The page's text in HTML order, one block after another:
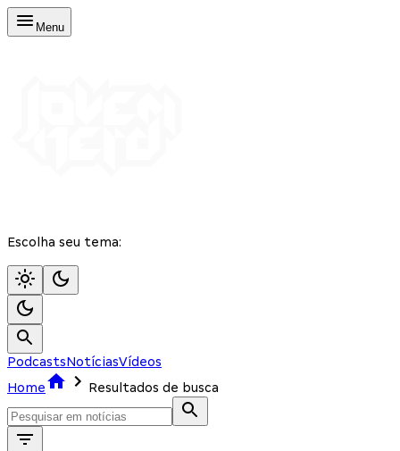
Menu
Escolha seu tema:
PodcastsNotíciasVídeos
Home
Resultados de busca